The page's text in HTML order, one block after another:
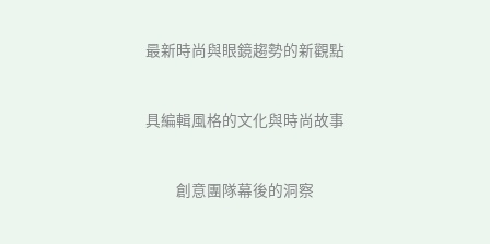
最新時尚與眼鏡趨勢的新觀點
具編輯風格的文化與時尚故事
創意團隊幕後的洞察